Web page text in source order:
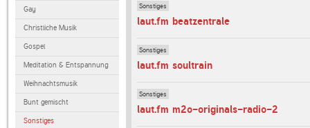
Gay
Christliche Musik
Gospel
Meditation & Entspannung
Weihnachtsmusik
Bunt gemischt
Sonstiges
Sonstiges
laut.fm beatzentrale
Sonstiges
laut.fm soultrain
Sonstiges
laut.fm m2o-originals-radio-2